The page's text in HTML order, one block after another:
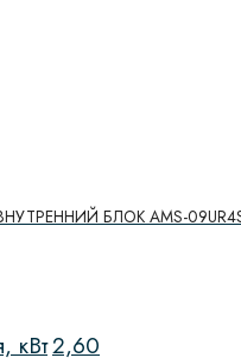
БЛОК AMS-
кВт2,60